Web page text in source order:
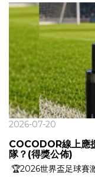
2026-07-20
COCODOR線上應
隊？(得獎公佈)
🏆2026世界盃足球賽